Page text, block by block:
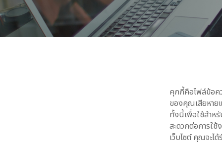
คุกกี้คือไฟล์ข้อค
ของคุณเสียหาย
ทั้งนี้เพื่อใช้สำห
สะดวกต่อการใ
เว็บไซต์ คุณจะไ